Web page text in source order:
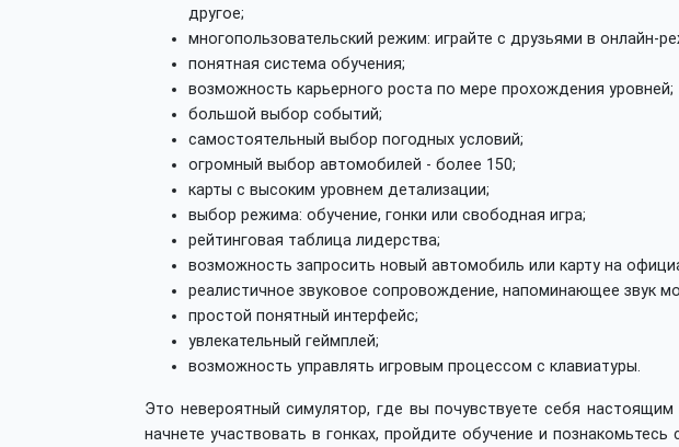
другое;
многопользовательский режим: играйте с друзьями в онлайн-
понятная система обучения;
возможность карьерного роста по мере прохождения уровней;
большой выбор событий;
самостоятельный выбор погодных условий;
огромный выбор автомобилей - более 150;
карты с высоким уровнем детализации;
выбор режима: обучение, гонки или свободная игра;
рейтинговая таблица лидерства;
возможность запросить новый автомобиль или карту на
реалистичное звуковое сопровождение, напоминающее звук
простой понятный интерфейс;
увлекательный геймплей;
возможность управлять игровым процессом с клавиатуры.
Это невероятный симулятор, где вы почувствуете себя
начнете участвовать в гонках, пройдите обучение и